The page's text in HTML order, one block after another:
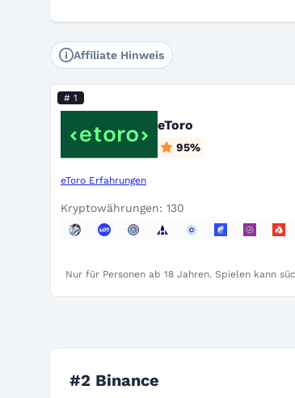
Affiliate Hinweis
# 1
eToro
95%
eToro Erfahrungen
Kryptowährungen: 130
Nur für Personen ab 18 Jahren. Spielen kann
#2 Binance